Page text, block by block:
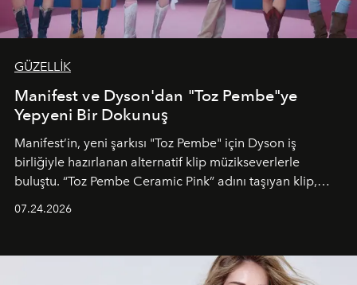
GÜZELLİK
Manifest ve Dyson'dan "Toz Pembe"ye
Yepyeni Bir Dokunuş
Manifest’in, yeni şarkısı "Toz Pembe" için Dyson iş
birliğiyle hazırlanan alternatif klip müzikseverlerle
buluştu. “Toz Pembe Ceramic Pink” adını taşıyan klip,
unsurlarından biri olarak öne çıkıyor.
07.24.2026